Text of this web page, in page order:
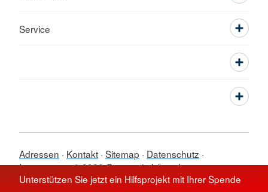
Unterstützen Sie jetzt ein Hilfsprojekt mit Ihrer Spende
Service
Adressen Kontakt Sitemap
Datenschutz
Impressum © 2026 Ortsverein Lörrach